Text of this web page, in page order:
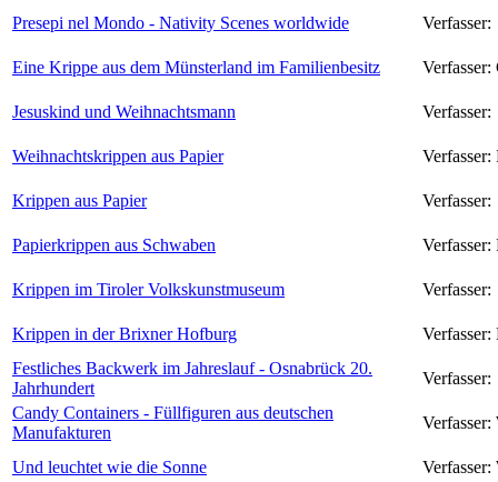
Presepi nel Mondo - Nativity Scenes worldwide Verfasser:
Eine Krippe aus dem Münsterland im Familienbesitz Verfasser:
Jesuskind und Weihnachtsmann Verfasser:
Weihnachtskrippen aus Papier Verfasser:
Krippen aus Papier Verfasser:
Papierkrippen aus Schwaben Verfasser:
Krippen im Tiroler Volkskunstmuseum Verfasser:
Krippen in der Brixner Hofburg Verfasser:
Festliches Backwerk im Jahreslauf - Osnabrück 20.
Jahrhundert
Verfasser:
Candy Containers - Füllfiguren aus deutschen
Manufakturen
Verfasser:
Und leuchtet wie die Sonne Verfasser: